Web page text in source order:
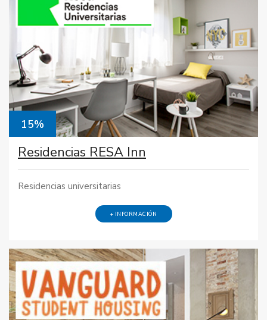
15%
Residencias RESA Inn
Residencias universitarias
+ INFORMACIÓN